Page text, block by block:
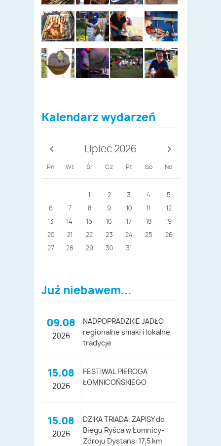
Kalendarz wydarzeń
Lipiec 2026
Pn Wt Śr Cz Pt So Nd
2 3 4 5
6 7 8 9 10 12
13 14 15 16 17 18 19
20 21 22 23 24 25 26
27 28 29 30 31
Już niebawem...
09.08
2026
NADPOPRADZKIE JADŁO
regionalne smaki i lokalne
tradycje
15.08
2026
FESTIWAL PIEROGA
ŁOMNICOŃSKIEGO
15.08
2026
DZIKA TRIADA: ZAPISY do
Biegu Ryśca w Łomnicy-
Zdroju Dystans: 17,5 km